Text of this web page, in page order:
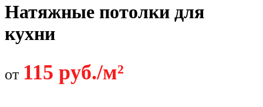
Натяжные потолки для
кухни
от 115 руб./м²